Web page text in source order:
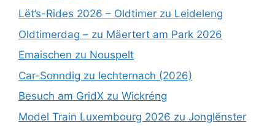
Lët’s-Rides 2026 – Oldtimer zu Leideleng
Oldtimerdag – zu Mäertert am Park 2026
Emaischen zu Nouspelt
Car-Sonndig zu Iechternach (2026)
Besuch am GridX zu Wickréng
Model Train Luxembourg 2026 zu Jonglënster